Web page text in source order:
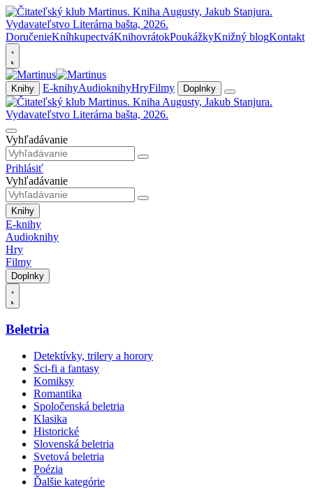
DoručenieKníhkupectváKnihovrátokPoukážkyKnižný blogKontakt
Knihy E-knihyAudioknihyHryFilmy Doplnky
Vyhľadávanie
Prihlásiť
Vyhľadávanie
Knihy
E-knihy
Audioknihy
Hry
Filmy
Doplnky
Beletria
Detektívky, trilery a horory
Sci-fi a fantasy
Komiksy
Romantika
Spoločenská beletria
Klasika
Historické
Slovenská beletria
Svetová beletria
Poézia
Ďalšie kategórie